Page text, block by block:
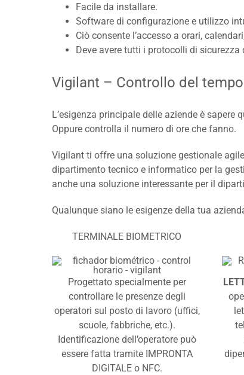
Facile da installare.
Software di configurazione e utilizzo
Ciò consente l’accesso a orari,
Deve avere tutti i protocolli di sicurezza
Vigilant – Controllo del tempo
L’esigenza principale delle aziende è
Oppure controlla il numero di ore che fanno.
Vigilant ti offre una soluzione gestionale
dipartimento tecnico e informatico per la
anche una soluzione interessante per il
Qualunque siano le esigenze della tua
TERMINALE BIOMETRICO
Progettato specialmente per
controllare le presenze degli
operatori sul posto di lavoro (uffici,
scuole, fabbriche, etc.).
Identificazione dell’operatore può
essere fatta tramite IMPRONTA
DIGITALE o NFC.